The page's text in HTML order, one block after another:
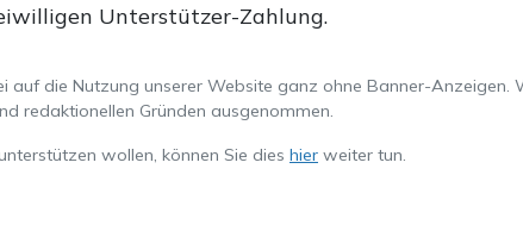
Unterstützer-Zahlung.
auf die Nutzung unserer Website ganz ohne Banner-
redaktionellen Gründen ausgenommen.
wollen, können Sie dies hier weiter tun.